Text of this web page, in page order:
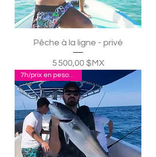
Pêche à la ligne - privé
Prix
5 500,00 $MX
7h/prix en pesos pour 4